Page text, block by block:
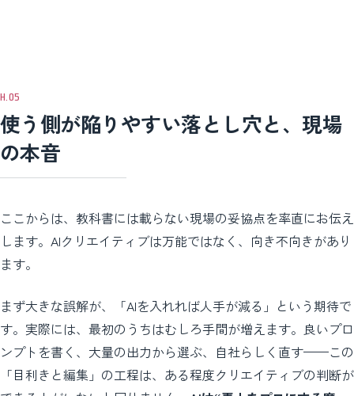
使う側が陥りやすい落とし穴と、現場
の本音
ここからは、教科書には載らない現場の妥協点を率直にお伝え
します。AIクリエイティブは万能ではなく、向き不向きがあり
ます。
まず大きな誤解が、「AIを入れれば人手が減る」という期待で
す。実際には、最初のうちはむしろ手間が増えます。良いプロ
ンプトを書く、大量の出力から選ぶ、自社らしく直す——この
「目利きと編集」の工程は、ある程度クリエイティブの判断が